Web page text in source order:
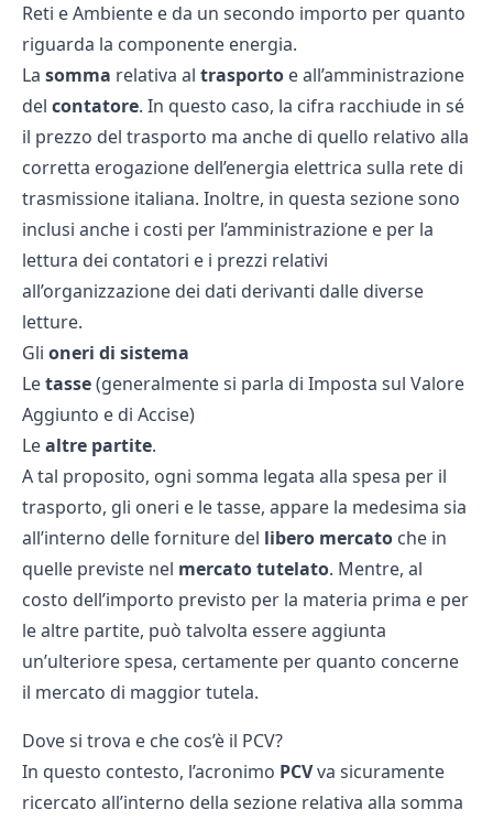
Reti e Ambiente e da un secondo importo per quanto
riguarda la componente energia.
La somma relativa al trasporto e all’amministrazione
del contatore. In questo caso, la cifra racchiude in sé
il prezzo del trasporto ma anche di quello relativo alla
corretta erogazione dell’energia elettrica sulla rete di
trasmissione italiana. Inoltre, in questa sezione sono
inclusi anche i costi per l’amministrazione e per la
lettura dei contatori e i prezzi relativi
all’organizzazione dei dati derivanti dalle diverse
letture.
Gli oneri di sistema
Letasse(generalmente si parla di Imposta sul Valore
Aggiunto e di Accise)
Lealtre partite.
A tal proposito, ogni somma legata alla spesa per il
trasporto, gli oneri e le tasse, appare la medesima sia
all’interno delle forniture del libero mercato che in
quelle previste nel mercato tutelato. Mentre, al
costo dell’importo previsto per la materia prima e per
le altre partite, può talvolta essere aggiunta
un’ulteriore spesa, certamente per quanto concerne
il mercato di maggior tutela.
Dove si trova e che cos’è il PCV?
In questo contesto, l’acronimo PCVva sicuramente
ricercato all’interno della sezione relativa alla somma